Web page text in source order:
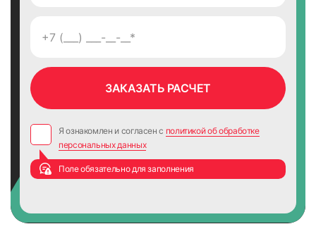
Я ознакомлен и согласен с политикой об обработке
персональных данных
Поле обязательно для заполнения